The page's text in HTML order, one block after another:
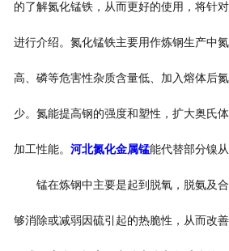
的了解氮化锰铁，从而更好的使用，将针
进行介绍。氮化锰铁主要用作炼钢生产中
高、磷等危害性杂质含量低、加入熔体后
少。氮能提高钢的强度和塑性，扩大奥氏
加工性能。 河北氮化金属锰能代替部分镍
锰在炼钢中主要是起到脱氧，脱氨及
够消除或减弱因硫引起的热脆性，从而改